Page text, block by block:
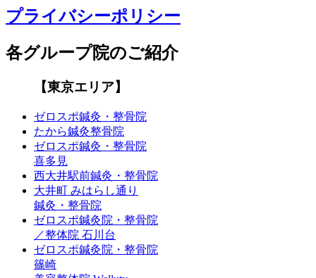
プライバシーポリシー
各グループ院のご紹介
【東京エリア】
ゼロスポ鍼灸・整骨院
たから鍼灸整骨院
ゼロスポ鍼灸・整骨院
喜多見
西大井駅前鍼灸・整骨院
大井町 みはらし通り
鍼灸・整骨院
ゼロスポ鍼灸院・整骨院
／整体院 石川台
ゼロスポ鍼灸院・整骨院
篠崎